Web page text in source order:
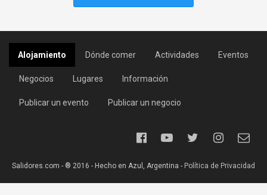
Alojamiento Dónde comer Actividades Eventos
Negocios Lugares Información
Publicar un evento Publicar un negocio
Salidores.com - ® 2016 - Hecho en Azul, Argentina - Política de Privacidad